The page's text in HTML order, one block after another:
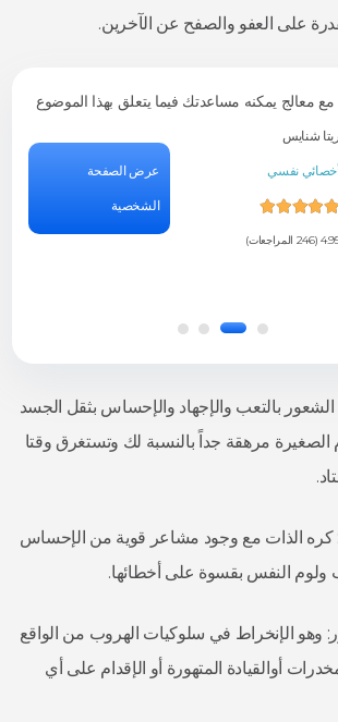
على العفو والصفح عن الآخرين.
معالج يمكنه مساعدتك فيما يتعلق بهذا الموضوع
ريتا شنايس
نفسي
(246 المراجعات)
عرض الصفحة
الشخصية
بالتعب والإجهاد والإحساس بثقل الجسد
الصغيرة مرهقة جداً بالنسبة لك وتستغرق وقتا
كره الذات مع وجود مشاعر قوية من الإحساس
ولوم النفس بقسوة على أخطائها.
وهو الإنخراط في سلوكيات الهروب من الواقع
أوالقيادة المتهورة أو الإقدام على أي